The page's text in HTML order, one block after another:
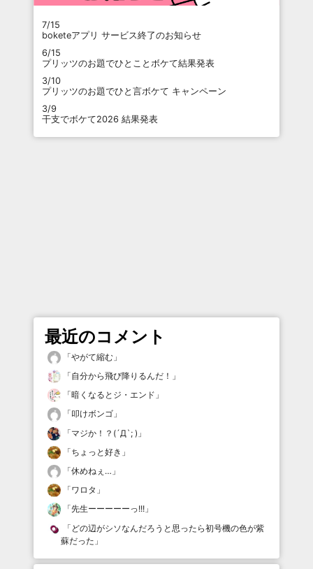
7/15
boketeアプリ サービス終了のお知らせ
6/15
プリッツのお題でひとことボケて結果発表
3/10
プリッツのお題でひと言ボケて キャンペーン
3/9
干支でボケて2026 結果発表
最近のコメント
「やがて縮む 」
「自分から飛び降りるんだ！ 」
「暗くなるとジ・エンド 」
「叩けボンゴ 」
「マジか！？(´Д`; ) 」
「ちょっと好き 」
「休めねぇ… 」
「ワロタ 」
「先生ーーーーーっ!!! 」
「 どの辺がシソなんだろうと思ったら初号機の色が紫
蘇だった 」